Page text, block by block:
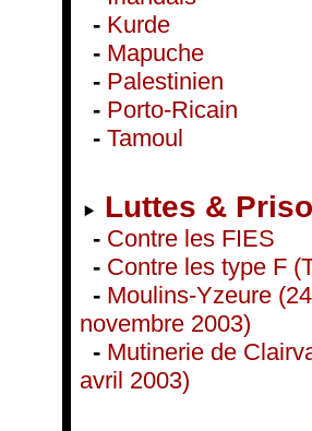
- Kurde
- Mapuche
- Palestinien
- Porto-Ricain
- Tamoul
Luttes &
- Contre les FIES
- Contre les type F
- Moulins-Yzeure (24
novembre 2003)
- Mutinerie de
avril 2003)